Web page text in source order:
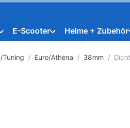
E-Scooter Helme + Zubehör
Tuning Euro/Athena 38mm